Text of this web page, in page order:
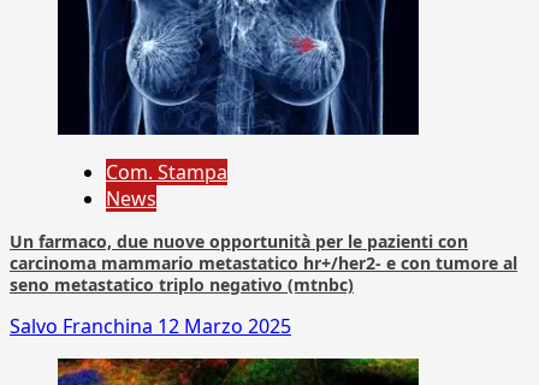
Com. Stampa
News
Un farmaco, due nuove opportunità per le pazienti con
carcinoma mammario metastatico hr+/her2- e con tumore al
seno metastatico triplo negativo (mtnbc)
Salvo Franchina 12 Marzo 2025